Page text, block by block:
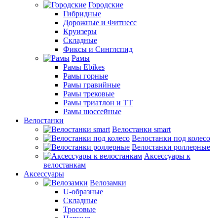
Городские
Гибридные
Дорожные и Фитнесс
Круизеры
Складные
Фиксы и Синглспид
Рамы
Рамы Ebikes
Рамы горные
Рамы гравийные
Рамы трековые
Рамы триатлон и ТТ
Рамы шоссейные
Велостанки
Велостанки smart
Велостанки под колесо
Велостанки роллерные
Аксессуары к
велостанкам
Аксессуары
Велозамки
U-образные
Складные
Тросовые